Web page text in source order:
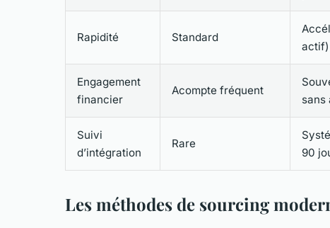
Rapidité Standard
actif)
Engagement
financier
Acompte fréquent
sans
Suivi
d’intégration
Rare
90
Les méthodes de sourcing